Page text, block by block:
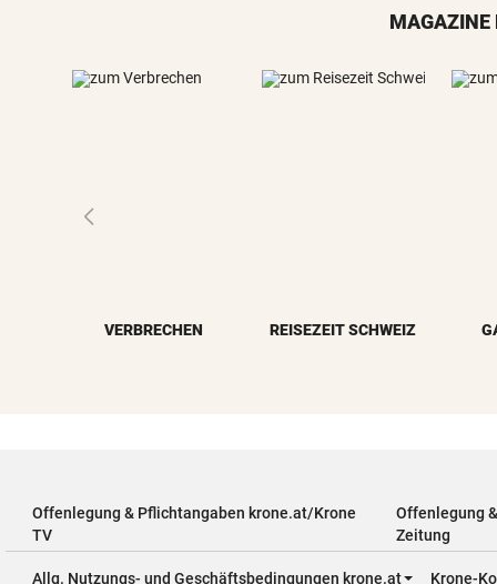
MAGAZINE
VERBRECHEN REISEZEIT SCHWEIZ
Offenlegung & Pflichtangaben krone.at/Krone
TV
Offenlegung
Zeitung
Allg. Nutzungs- und Geschäftsbedingungen krone.at Krone-